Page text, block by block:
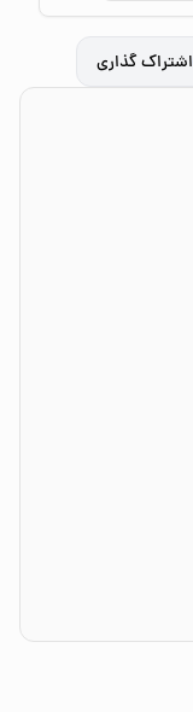
اشتراک گذاری